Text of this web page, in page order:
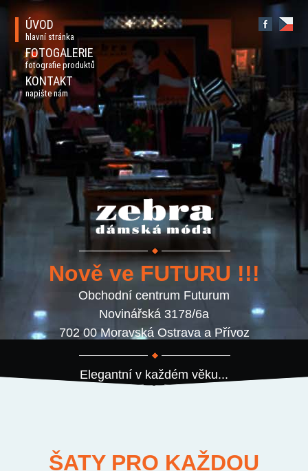
ÚVOD
hlavní stránka
FOTOGALERIE
fotografie produktů
KONTAKT
napište nám
Nově ve FUTURU !!!
Obchodní centrum Futurum
Novinářská 3178/6a
702 00 Moravská Ostrava a Přívoz
Elegantní v každém věku...
ŠATY PRO KAŽDOU